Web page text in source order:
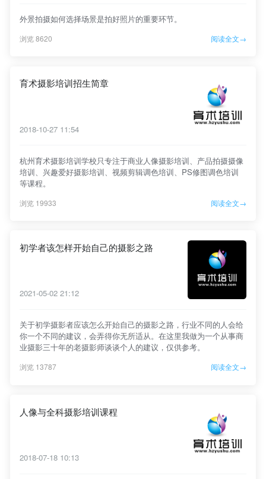
外景拍摄如何选择场景是拍好照片的重要环节。
浏览 8620 阅读全文→
育术摄影培训招生简章
2018-10-27 11:54
杭州育术摄影培训学校只专注于商业人像摄影培训、产品拍摄摄像
培训、兴趣爱好摄影培训、视频剪辑调色培训、PS修图调色培训
等课程。
浏览 19933 阅读全文→
初学者该怎样开始自己的摄影之路
2021-05-02 21:12
关于初学摄影者应该怎么开始自己的摄影之路，行业不同的人会给
你一个不同的建议，会弄得你无所适从。在这里我做为一个从事商
业摄影三十年的老摄影师谈谈个人的建议，仅供参考。
浏览 13787 阅读全文→
人像与全科摄影培训课程
2018-07-18 10:13